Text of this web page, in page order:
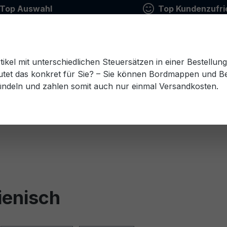
Top Auswahl Top
Estnisch Finnisch Französisch Griechisch
mit unterschiedlichen Steuersätzen in einer
das konkret für Sie? – Sie können Bordmappen und
und zahlen somit auch nur einmal Versandkosten.